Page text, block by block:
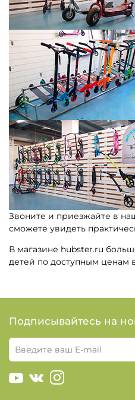
Звоните и приезжайте в
сможете увидеть
В магазине hubster.ru
детей по доступным ценам
Подписывайтесь на